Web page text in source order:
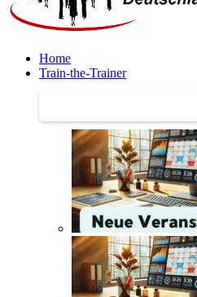
Home
Train-the-Trainer